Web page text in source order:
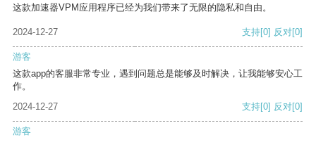
这款加速器VPM应用程序已经为我们带来了无限的隐私和自由。
2024-12-27 支持[0] 反对[0]
游客
这款app的客服非常专业，遇到问题总是能够及时解决，让我能够安心工
作。
2024-12-27
支持[0] 反对[0]
游客